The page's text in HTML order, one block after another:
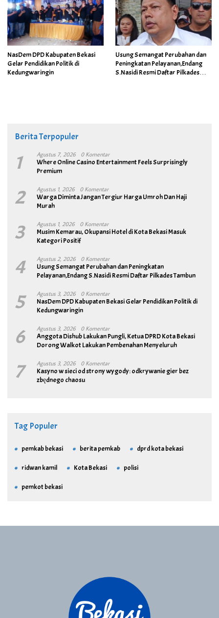
NasDem DPD Kabupaten Bekasi
Gelar Pendidikan Politik di
Kedungwaringin
Usung Semangat Perubahan dan
Peningkatan Pelayanan,Endang
S.Nasidi Resmi Daftar Pilkades
Berita Terpopuler
1 Agustus 7, 2026 0 Komentar
Where Online Casino Entertainment Feels Surprisingly
Premium
2 Agustus 1, 2026 0 Komentar
Warga Diminta Jangan Tergiur Harga Umroh Dan Haji
Murah
3 Agustus 1, 2026 0 Komentar
Musim Kemarau, Okupansi Hotel di Kota Bekasi Masuk
Kategori Positif
4 Agustus 2, 2026 0 Komentar
Usung Semangat Perubahan dan Peningkatan
Pelayanan,Endang S.Nasidi Resmi Daftar Pilkades Tambun
5 Agustus 3, 2026 0 Komentar
NasDem DPD Kabupaten Bekasi Gelar Pendidikan Politik di
Kedungwaringin
6 Agustus 3, 2026 0 Komentar
Anggota Dishub Lakukan Pungli, Ketua DPRD Kota Bekasi
Dorong Walkot Lakukan Pembenahan Menyeluruh
7 Agustus 3, 2026 0 Komentar
Kasyno w sieci od strony wygody: odkrywanie gier bez
zbędnego chaosu
Tag Populer
pemkab bekasi berita pemkab dprd kota bekasi
ridwan kamil Kota Bekasi polisi
pemkot bekasi